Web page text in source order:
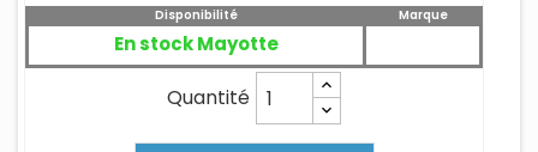
Disponibilité
En stock Mayotte
Marque
Quantité